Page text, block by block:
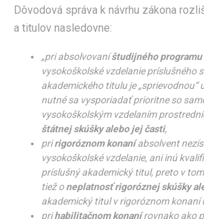
Dôvodová správa k návrhu zákona
a titulov nasledovne:
„pri absolvovaníštudijného programu
vysokoškolské vzdelanie príslušného
akademického titulu je „sprievodnou“
nutné sa vysporiadať prioritne so
vysokoškolským vzdelaním
štátnej skúšky alebo jej časti,
pririgoróznom konaníabsolvent
vysokoškolské vzdelanie, ani inú
príslušný akademický titul, preto v
tiež oneplatnosť rigoróznej skúšky
akademický titul v rigoróznom konaní
prihabilitačnom konanírovnako ako